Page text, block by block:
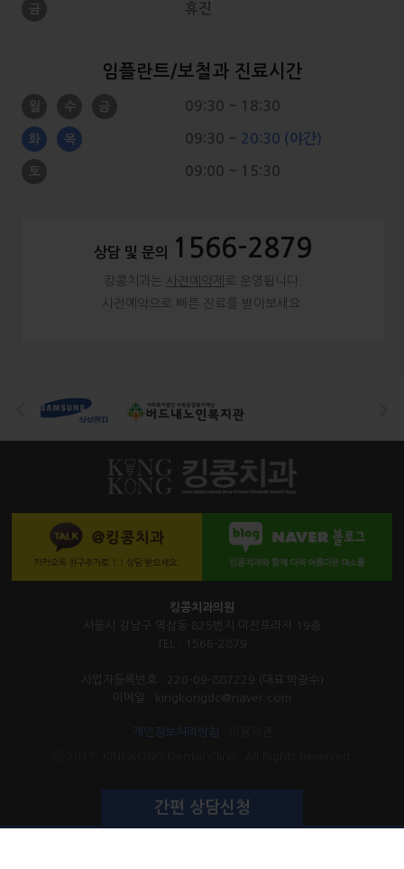
금 휴진
임플란트/보철과진료시간
월 수 금 09:30 ~ 18:30
화 목 09:30 ~ 20:30 (야간)
토 09:00 ~ 15:30
상담 및 문의 1566-2879
킹콩치과는 사전예약제 로 운영됩니다.
사전예약으로 빠른 진료를 받아보세요.
킹콩치과의원
서울시 강남구 역삼동 825번지 미진프라자 19층
TEL : 1566-2879
사업자등록번호 : 220-09-887229 (대표:박광수)
이메일 : kingkongdc@naver.com
개인정보처리방침
간편 상담신청